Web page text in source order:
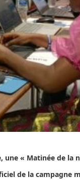
une « Matinée de la
de la campagne